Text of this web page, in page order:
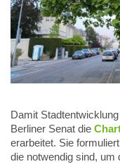
Damit
Berliner Senat die
erarbeitet. Sie
die notwendig sind, um